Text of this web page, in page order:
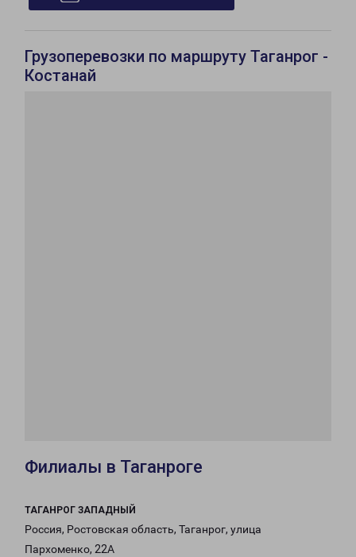
Грузоперевозки по маршруту Таганрог -
Костанай
Филиалы в Таганроге
ТАГАНРОГ ЗАПАДНЫЙ
Россия, Ростовская область, Таганрог, улица
Пархоменко, 22А